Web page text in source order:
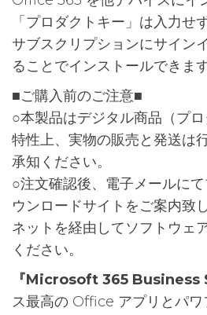
版]
|
Win/Mac/iPad
応
|
日
本
語
対
応
個
「プロダクトキー」は入力
サブスクリプションにサイン
ることでインストールできます
■ご購入前のご注意■
○本製品はデジタル商品（プ
特性上、実物の販売と発送は
承知ください。
○注文確認後、電子メールに
ウンロードサイトをご案内致
ネットを経由してソフトウェ
ください。
『Microsoft 365 Business
ス最高の Office アプリとパワ